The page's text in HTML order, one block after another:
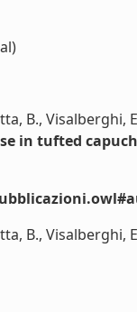
B., Visalberghi,
in tufted
B., Visalberghi,